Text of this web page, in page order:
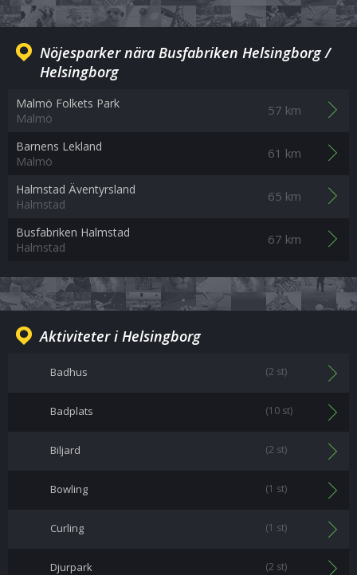
Nöjesparker nära Busfabriken Helsingborg /
Helsingborg
Malmö Folkets Park
Malmö
57 km
Barnens Lekland
Malmö
61 km
Halmstad Äventyrsland
Halmstad
65 km
Busfabriken Halmstad
Halmstad
67 km
Aktiviteter i Helsingborg
Badhus (2 st)
Badplats (10 st)
Biljard (2 st)
Bowling (1 st)
Curling (1 st)
Djurpark (2 st)